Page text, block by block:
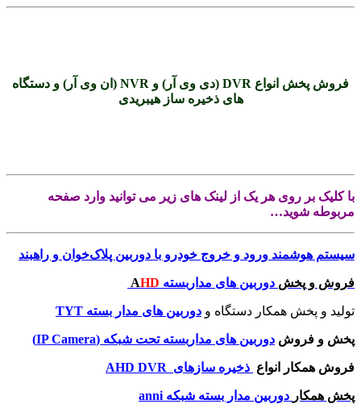
فروش پخش انواع DVR (دی وی آر) و NVR (ان وی آر) و دستگاه
های ذخیره ساز هیبریدی
با کلیک بر روی هر یک از لینک های زیر می توانید وارد صفحه
مربوطه شوید…
سیستم هوشمند ورود و خروج خودرو با دوربین پلاک‌خوان و راهبند
فروش و پخش دوربین های مداربسته HD
تولید و پخش همکار دستگاه و دوربین های مدار بسته TYT
پخش و فروش دوربین های مداربسته تحت شبکه (IP Camera)
فروش همکار انواع ذخیره سازهای AHD DVR
پخش همکار دوربین مدار بسته شبکه ann i